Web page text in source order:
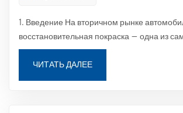
1. Введение На вторичном рынке
восстановительная покраска — одна из
распространённых и важных услуг.
автомобилей чрезвычайно чувствительны
цвета — даже малейшее отклонение может
ЧИТАТЬ ДАЛЕЕ